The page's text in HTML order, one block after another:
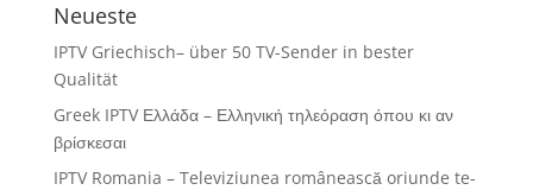
Neueste
IPTV Griechisch– über 50 TV-Sender in bester
Qualität
Greek IPTV Ελλάδα – Ελληνική τηλεόραση όπου κι αν
βρίσκεσαι
IPTV Romania – Televiziunea românească oriunde te-